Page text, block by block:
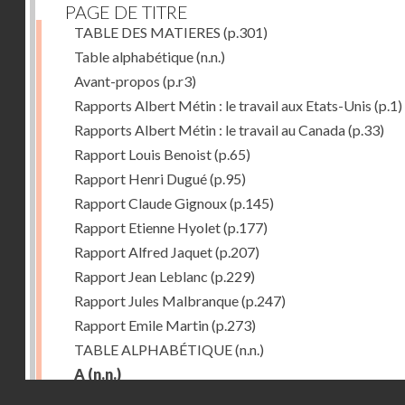
PAGE DE TITRE
TABLE DES MATIERES (p.301)
Table alphabétique(n.n.)
Avant-propos (p.r3)
Rapports Albert Métin : le travail aux Etats-Unis (p.1)
Rapports Albert Métin : le travail au Canada(p.33)
Rapport Louis Benoist(p.65)
Rapport Henri Dugué(p.95)
Rapport Claude Gignoux(p.145)
Rapport Etienne Hyolet(p.177)
Rapport Alfred Jaquet(p.207)
Rapport Jean Leblanc (p.229)
Rapport Jules Malbranque(p.247)
Rapport Emile Martin(p.273)
TABLE ALPHABÉTIQUE(n.n.)
A (n.n.)